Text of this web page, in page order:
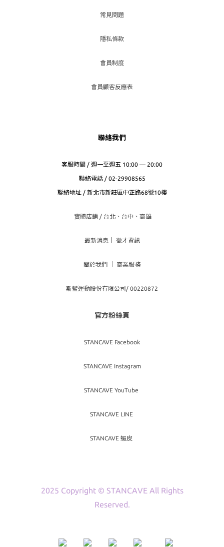
常見問題
隱私條款
會員制度
會員顧客反應表
聯絡我們
客服時間 / 週一至週五 10:00 — 20:00
聯絡電話 / 02-29908565
聯絡地址 / 新北市新莊區中正路68號10樓
實體店鋪 / 台北、台中、高雄
最新消息 徵才資訊
關於我們 商業服務
斯藍運動股份有限公司/ 00220872
官方粉絲頁
STANCAVE Facebook
STANCAVE Instagram
STANCAVE YouTube
STANCAVE LINE
STANCAVE 蝦皮
2025 Copyright © STANCAVE All Rights
Reserved.